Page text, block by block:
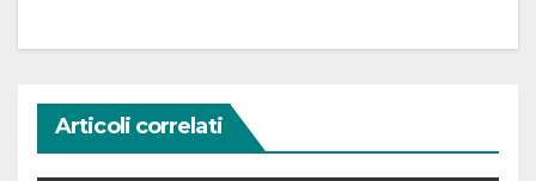
Articoli correlati